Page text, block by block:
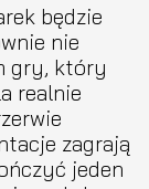
będzie
nie
gry, który
realnie
zagrają
jeden